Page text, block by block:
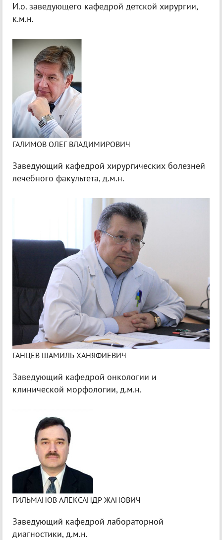
И.о. заведующего кафедрой детской хирургии,
к.м.н.
ГАЛИМОВ ОЛЕГ ВЛАДИМИРОВИЧ
Заведующий кафедрой хирургических болезней
лечебного факультета, д.м.н.
ГАНЦЕВ ШАМИЛЬ ХАНЯФИЕВИЧ
Заведующий кафедрой онкологии и
клинической морфологии, д.м.н.
ГИЛЬМАНОВ АЛЕКСАНДР ЖАНОВИЧ
Заведующий кафедрой лабораторной
диагностики, д.м.н.